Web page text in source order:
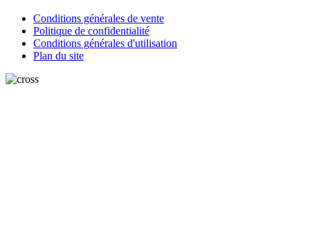
Conditions générales de vente
Politique de confidentialité
Conditions générales d'utilisation
Plan du site